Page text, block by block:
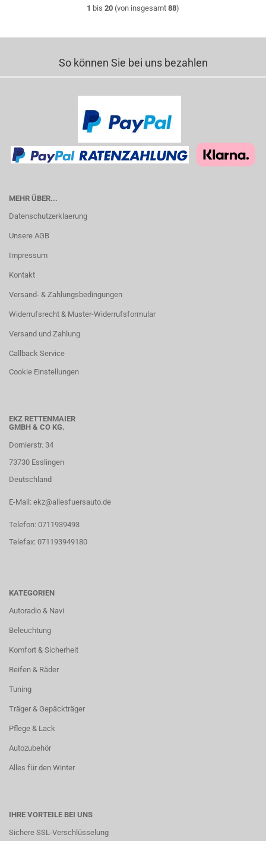
1 bis 20 (von insgesamt 88)
So können Sie bei uns bezahlen
MEHR ÜBER...
Datenschutzerklaerung
Unsere AGB
Impressum
Kontakt
Versand- & Zahlungsbedingungen
Widerrufsrecht & Muster-Widerrufsformular
Versand und Zahlung
Callback Service
Cookie Einstellungen
EKZ RETTENMAIER
GMBH & CO KG.
Dornierstr. 34
73730 Esslingen
Deutschland
E-Mail: ekz@allesfuersauto.de
Telefon: 0711939493
Telefax: 071193949180
KATEGORIEN
Autoradio & Navi
Beleuchtung
Komfort & Sicherheit
Reifen & Räder
Tuning
Träger & Gepäckträger
Pflege & Lack
Autozubehör
Alles für den Winter
IHRE VORTEILE BEI UNS
Sichere SSL-Verschlüsselung